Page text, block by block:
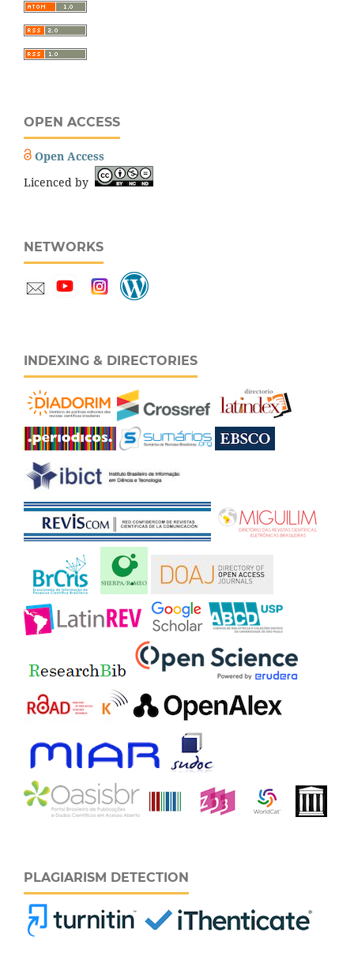
OPEN ACCESS
Open Access
Licenced by
NETWORKS
INDEXING & DIRECTORIES
PLAGIARISM DETECTION